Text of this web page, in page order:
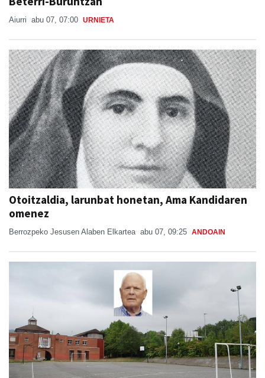
Aiurri abu 07, 07:00 URNIETA
Otoitzaldia, larunbat honetan, Ama Kandidaren
omenez
Berrozpeko Jesusen Alaben Elkartea abu 07, 09:25 ANDOAIN